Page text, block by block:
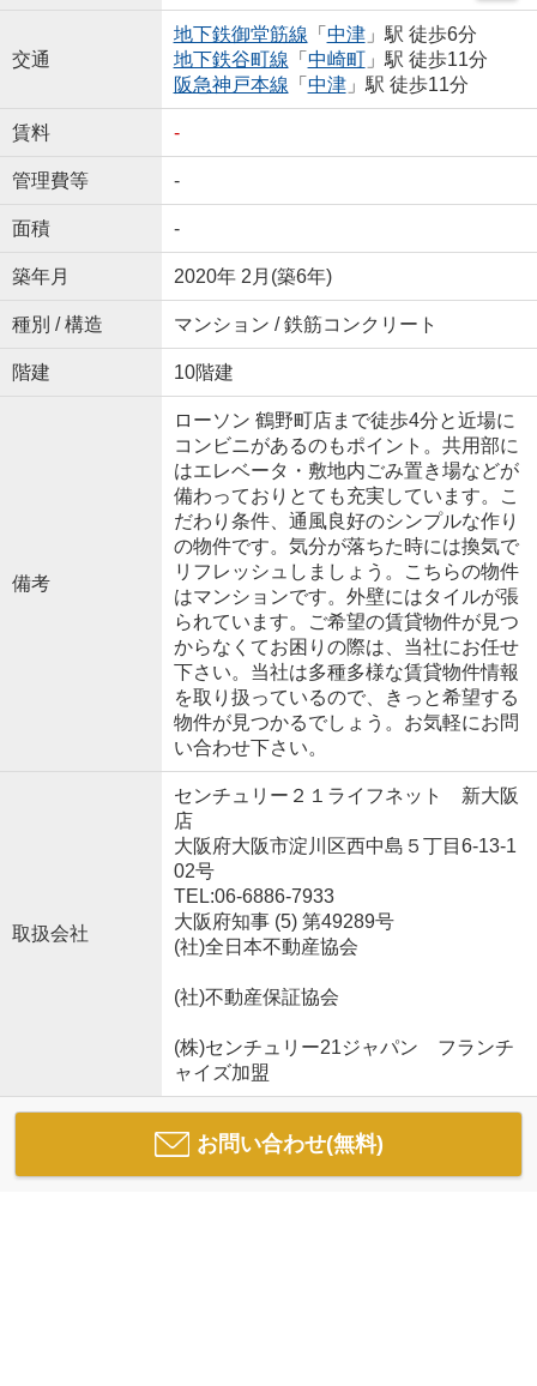
交通
地下鉄御堂筋線 「 中津」駅 徒歩6分
地下鉄谷町線 「 中崎町」駅 徒歩11分
阪急神戸本線 「 中津」駅 徒歩11分
賃料 -
管理費等 -
面積 -
築年月 2020年 2月(築6年)
種別 / 構造 マンション / 鉄筋コンクリート
階建 10階建
備考
ローソン 鶴野町店まで徒歩4分と近場に
コンビニがあるのもポイント。共用部に
はエレベータ・敷地内ごみ置き場などが
備わっておりとても充実しています。こ
だわり条件、通風良好のシンプルな作り
の物件です。気分が落ちた時には換気で
リフレッシュしましょう。こちらの物件
はマンションです。外壁にはタイルが張
られています。ご希望の賃貸物件が見つ
からなくてお困りの際は、当社にお任せ
下さい。当社は多種多様な賃貸物件情報
を取り扱っているので、きっと希望する
物件が見つかるでしょう。お気軽にお問
い合わせ下さい。
取扱会社
センチュリー２１ライフネット 新大阪
店
大阪府大阪市淀川区西中島５丁目6-13-1
02号
TEL:06-6886-7933
大阪府知事 (5) 第49289号
(社)全日本不動産協会
(社)不動産保証協会
(株)センチュリー21ジャパン フランチ
ャイズ加盟
お問い合わせ(無料)